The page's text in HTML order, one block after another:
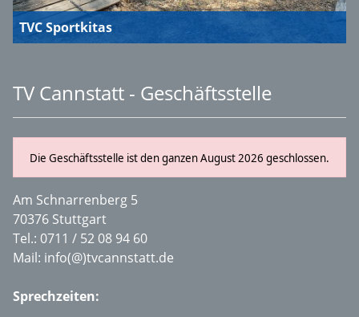
TVC Sportkitas
TV Cannstatt - Geschäftsstelle
Die Geschäftsstelle ist den ganzen August 2026 geschlossen.
Am Schnarrenberg 5
70376 Stuttgart
Tel.: 0711 / 52 08 94 60
Mail: info(@)tvcannstatt.de
Sprechzeiten: